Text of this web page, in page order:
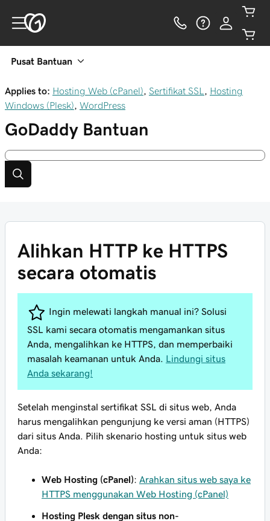
Pusat Bantuan
Applies to: Hosting Web (cPanel) Sertifikat SSL
Hosting
Windows (Plesk)
WordPress
GoDaddy Bantuan
Alihkan HTTP ke HTTPS
secara otomatis
Ingin melewati langkah manual ini? Solusi
SSL kami secara otomatis mengamankan situs
Anda, mengalihkan ke HTTPS, dan memperbaiki
masalah keamanan untuk Anda. Lindungi situs
Anda sekarang!
Setelah menginstal sertifikat SSL di situs web, Anda
harus mengalihkan pengunjung ke versi aman (HTTPS)
dari situs Anda. Pilih skenario hosting untuk situs web
Anda:
Web Hosting (cPanel): Arahkan situs web saya ke
HTTPS menggunakan Web Hosting (cPanel)
Hosting Plesk dengan situs non-